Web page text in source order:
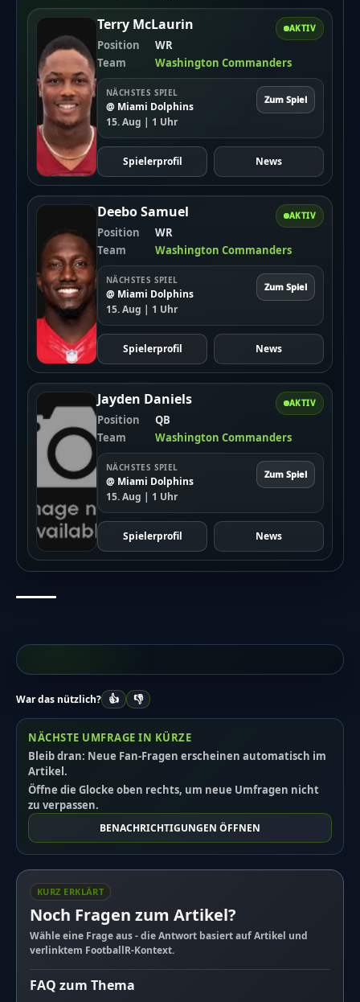
AKTIV
Terry McLaurin
Position
WR
Team
Washington Commanders
NÄCHSTES SPIEL
@ Miami Dolphins
15. Aug | 1 Uhr
Zum Spiel
Spielerprofil News
AKTIV
Deebo Samuel
Position
WR
Team
Washington Commanders
NÄCHSTES SPIEL
@ Miami Dolphins
15. Aug | 1 Uhr
Zum Spiel
Spielerprofil News
AKTIV
Jayden Daniels
Position
QB
Team
Washington Commanders
NÄCHSTES SPIEL
@ Miami Dolphins
15. Aug | 1 Uhr
Zum Spiel
Spielerprofil News
War das nützlich? 👍 👎
NÄCHSTE UMFRAGE IN KÜRZE
Bleib dran: Neue Fan-Fragen erscheinen automatisch im
Artikel.
Öffne die Glocke oben rechts, um neue Umfragen nicht
zu verpassen.
BENACHRICHTIGUNGEN ÖFFNEN
KURZ ERKLÄRT
Noch Fragen zum Artikel?
Wähle eine Frage aus - die Antwort basiert auf Artikel und
verlinktem FootballR-Kontext.
FAQ zum Thema